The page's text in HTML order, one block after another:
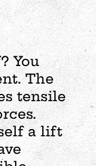
You
The
tensile
a lift